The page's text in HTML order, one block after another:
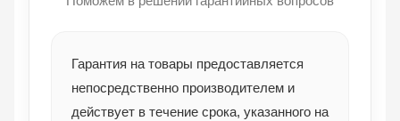
Гарантия на товары предоставляется
непосредственно производителем и
действует в течение срока, указанного на